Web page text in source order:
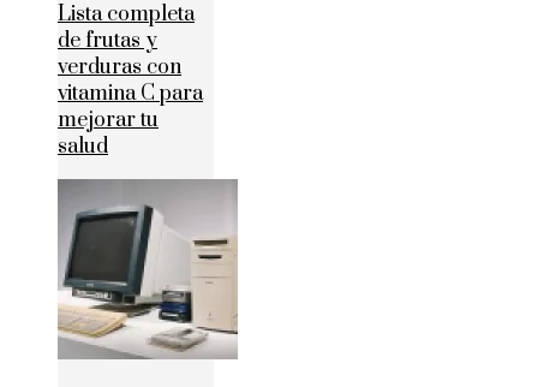
Lista completa
de frutas y
verduras con
vitamina C para
mejorar tu
salud